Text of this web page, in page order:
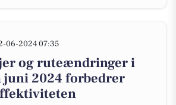
06-2024 07:35
og ruteændringer i
2024 forbedrer